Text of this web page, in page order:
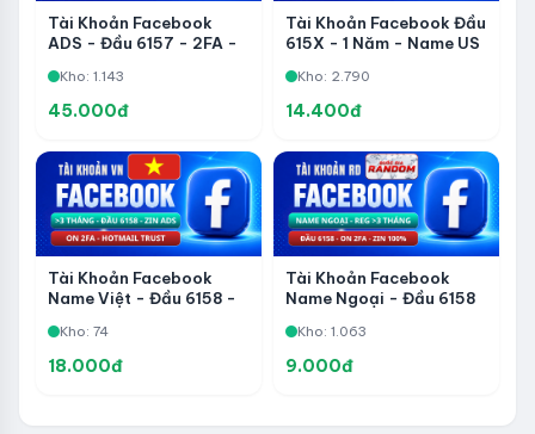
Tài Khoản Facebook
ADS - Đầu 6157 - 2FA -
956 Về Mail - Qua 282 -
Share Page Không Dính
Kho: 1.143
45.000đ
Tài Khoản Facebook Đầu
615X - 1 Năm - Name US
Lấy Được Code
Kho: 2.790
14.400đ
Tài Khoản Facebook
Name Việt - Đầu 6158 -
Hotmail Trust - Zin ADS
- Reg Trên 3 Tháng
Kho: 74
18.000đ
Tài Khoản Facebook
Name Ngoại - Đầu 6158
Hotmail - 2FA Zin 100% -
Reg Trên 3 Tháng - Đầu
Kho: 1.063
9.000đ